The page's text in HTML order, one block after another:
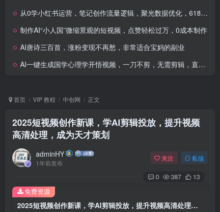
从0学小红书运营，笔记创作流量逻辑，聚光数据优化，618大促解决方案
制作AI“小人国”微缩景观的短视频，点赞轻松过万，0成本制作
AI唐诗三百首，涨粉变现不再愁，非常适合宝妈的副业
AI一键生成国学心理学开悟视频，一刀不剪，无需剪辑，直接发布，苦带货带书杠杠的，月入3W+
首页 VIP 教程 中创网 正文
2025短视频创作新课，学AI剪辑投放，提升视频
高清处理，成为天才策划
adminHY
1年前发布
关注 私信
0 387 13
2025短视频创作新课，学AI剪辑投放，提升视频高清处理，成为天才策划
免费资源